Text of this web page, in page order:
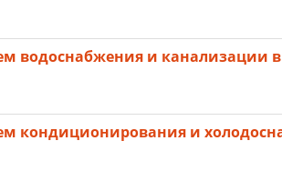
водоснабжения и канализации
кондиционирования и